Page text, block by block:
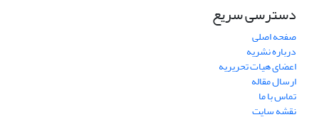
دسترسی سریع
صفحه اصلی
درباره نشریه
اعضای هیات تحریریه
ارسال مقاله
تماس با ما
نقشه سایت